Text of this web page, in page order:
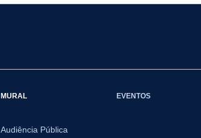
MURAL
Audiência Pública
EVENTOS